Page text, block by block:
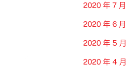
2020 年 7 月
2020 年 6 月
2020 年 5 月
2020 年 4 月